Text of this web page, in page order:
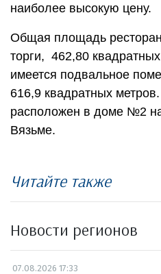
наиболее высокую цену.
Общая площадь
торги, 462,80
имеется подвальное
616,9 квадратных
расположен в доме №2
Вязьме.
Читайте также
Новости регионов
07.08.2026 17:33